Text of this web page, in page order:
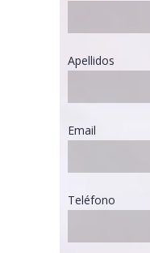
Apellidos
Email
Teléfono